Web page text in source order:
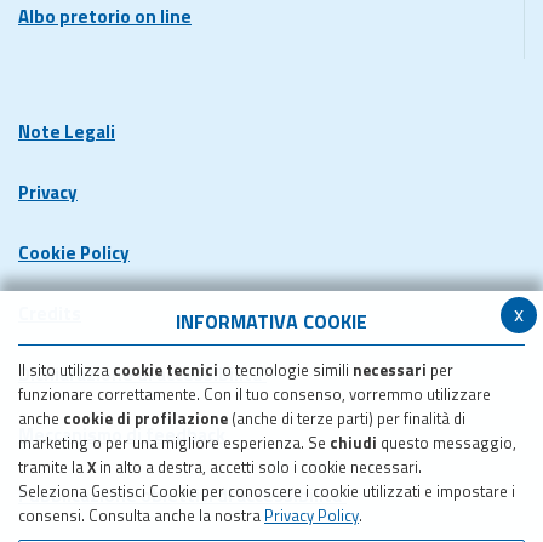
x
INFORMATIVA COOKIE
Il sito utilizza cookie tecnici o tecnologie simili necessari per
funzionare correttamente. Con il tuo consenso, vorremmo utilizzare
anche cookie di profilazione (anche di terze parti) per finalità di
marketing o per una migliore esperienza. Se chiudi questo messaggio,
tramite laX in alto a destra, accetti solo i cookie necessari.
Seleziona Gestisci Cookie per conoscere i cookie utilizzati e impostare i
consensi. Consulta anche la nostra Privacy Policy.
Albo pretorio on line
Note Legali
Privacy
Cookie Policy
Dichiarazione di accessibilita'
Meccanismo di feedback
Pubblicazione obiettivi di accessibilita'